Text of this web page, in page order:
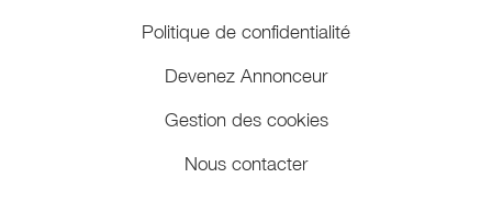
Politique de confidentialité
Devenez Annonceur
Gestion des cookies
Nous contacter